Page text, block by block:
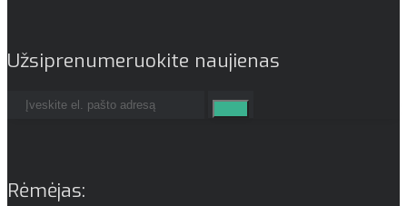
Užsiprenumeruokite naujienas
Rėmėjas: